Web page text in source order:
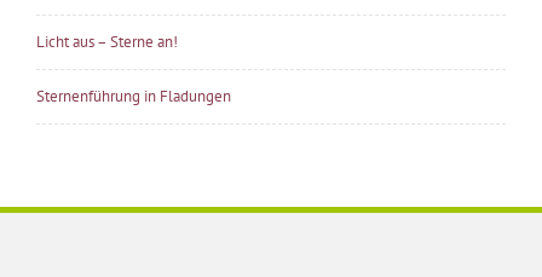
Licht aus – Sterne an!
Sternenführung in Fladungen